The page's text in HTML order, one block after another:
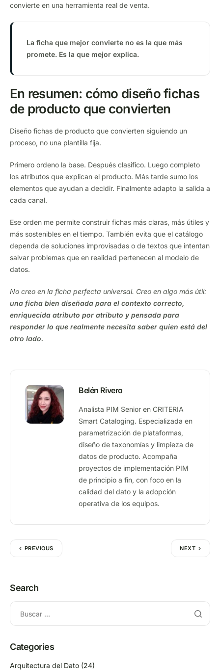
convierte en una herramienta real de venta.
La ficha que mejor convierte no es la que más
promete. Es la que mejor explica.
En resumen: cómo diseño fichas
de producto que convierten
Diseño fichas de producto que convierten siguiendo un
proceso, no una plantilla fija.
Primero ordeno la base. Después clasifico. Luego completo
los atributos que explican el producto. Más tarde sumo los
elementos que ayudan a decidir. Finalmente adapto la salida a
cada canal.
Ese orden me permite construir fichas más claras, más útiles y
más sostenibles en el tiempo. También evita que el catálogo
dependa de soluciones improvisadas o de textos que intentan
salvar problemas que en realidad pertenecen al modelo de
datos.
No creo en la ficha perfecta universal. Creo en algo más útil:
una ficha bien diseñada para el contexto correcto,
enriquecida atributo por atributo y pensada para
responder lo que realmente necesita saber quien está del
otro lado.
Belén Rivero
Analista PIM Senior en CRITERIA
Smart Cataloging. Especializada en
parametrización de plataformas,
diseño de taxonomías y limpieza de
datos de producto. Acompaña
proyectos de implementación PIM
de principio a fin, con foco en la
calidad del dato y la adopción
operativa de los equipos.
PREVIOUS NEXT
Search
Categories
Arquitectura del Dato (24)